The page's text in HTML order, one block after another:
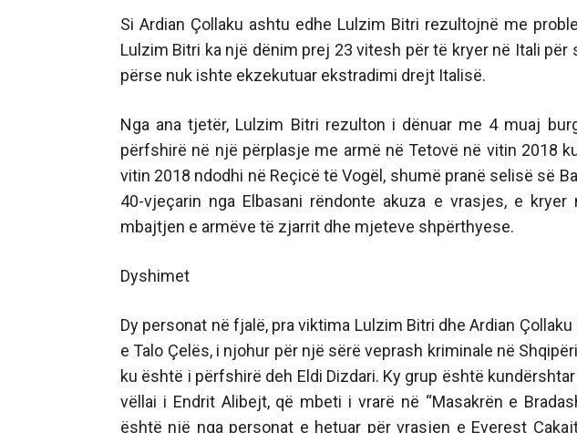
Si Ardian Çollaku ashtu edhe Lulzim Bitri rezultojnë me
Lulzim Bitri ka një dënim prej 23 vitesh për të kryer në Itali
përse nuk ishte ekzekutuar ekstradimi drejt Italisë.
Nga ana tjetër, Lulzim Bitri rezulton i dënuar me 4 muaj
përfshirë në një përplasje me armë në Tetovë në vitin 2018
vitin 2018 ndodhi në Reçicë të Vogël, shumë pranë selisë së
40-vjeçarin nga Elbasani rëndonte akuza e vrasjes, e
mbajtjen e armëve të zjarrit dhe mjeteve shpërthyese.
Dyshimet
Dy personat në fjalë, pra viktima Lulzim Bitri dhe Ardian
e Talo Çelës, i njohur për një sërë veprash kriminale në
ku është i përfshirë deh Eldi Dizdari. Ky grup është
vëllai i Endrit Alibejt, që mbeti i vrarë në “Masakrën e
është një nga personat e hetuar për vrasjen e Everest